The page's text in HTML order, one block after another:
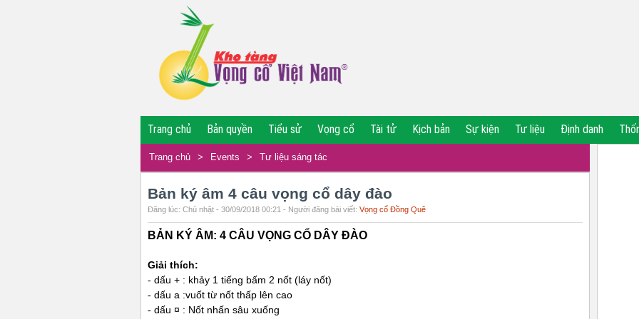
Trang chủ Bản quyền Tiểu sử Vọng cổ Tài tử Kịch bản Sự kiện Tư liệu Định danh
Trang chủ > Events > Tư liệu sáng tác
Bản ký âm 4 câu vọng cổ dây đào
Đăng lúc: Chủ nhật - 30/09/2018 00:21 - Người đăng bài viết: Vọng cổ Đồng Quê
BẢN KÝ ÂM: 4 CÂU VỌNG CỔ DÂY ĐÀO
Giải thích:
- dấu + : khảy 1 tiếng bấm 2 nốt (láy nốt)
- dấu a :vuốt từ nốt thấp lên cao
- dấu ¤ : Nốt nhấn sâu xuống